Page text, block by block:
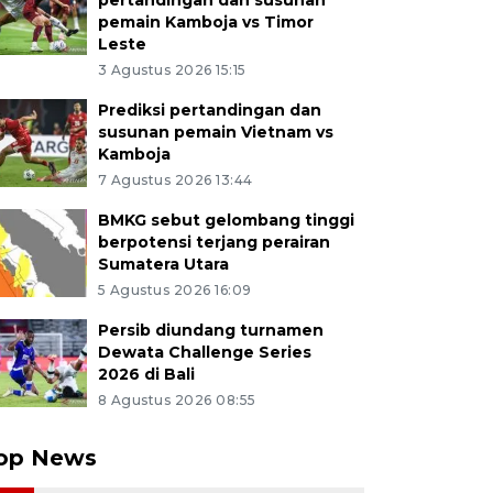
pemain Kamboja vs Timor
Leste
3 Agustus 2026 15:15
Prediksi pertandingan dan
susunan pemain Vietnam vs
Kamboja
7 Agustus 2026 13:44
BMKG sebut gelombang tinggi
berpotensi terjang perairan
Sumatera Utara
5 Agustus 2026 16:09
Persib diundang turnamen
Dewata Challenge Series
2026 di Bali
8 Agustus 2026 08:55
News